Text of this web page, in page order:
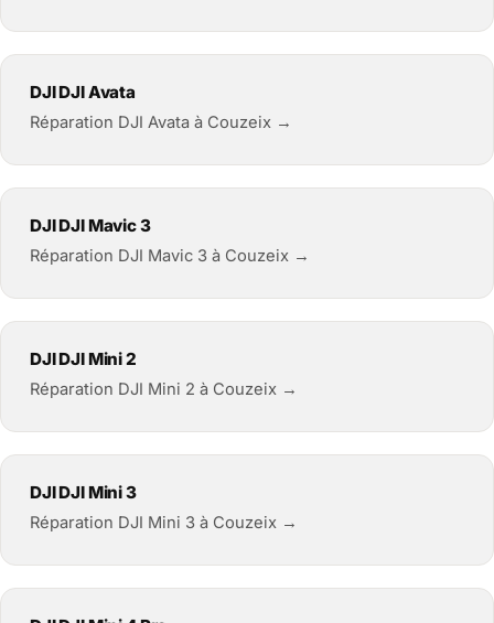
DJI DJI Avata
Réparation DJI Avata à Couzeix →
DJI DJI Mavic 3
Réparation DJI Mavic 3 à Couzeix →
DJI DJI Mini 2
Réparation DJI Mini 2 à Couzeix →
DJI DJI Mini 3
Réparation DJI Mini 3 à Couzeix →